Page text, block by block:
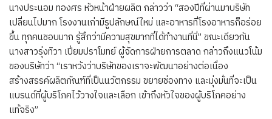
นางประนอม ทองศร หัวหน้าฝ่ายผลิต กล่าวว่า “สองปีที่ผ่านมาบริษัท
เปลี่ยนไปมาก โรงงานเก่ามีรูปลักษณ์ใหม่ และอาหารที่โรงอาหารก็อร่อย
ขึ้น ทุกคนชอบมาก รู้สึกว่ามีความสุขมากที่ได้ทำงานที่นี่” ขณะเดียวกัน
นางสาวรุ่งทิวา เปี่ยมปราโมทย์ ผู้จัดการฝ่ายการตลาด กล่าวถึงแนวโน้ม
ของบริษัทว่า “เราหวังว่าบริษัทของเราจะพัฒนาอย่างต่อเนื่อง
สร้างสรรค์ผลิตภัณฑ์ที่เป็นนวัตกรรม ขยายช่องทาง และมุ่งมั่นที่จะเป็น
แบรนด์ที่ผู้บริโภคไว้วางใจและเลือก เข้าถึงหัวใจของผู้บริโภคอย่าง
แท้จริง”